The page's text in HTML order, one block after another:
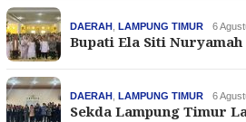
DAERAH LAMPUNG TIMUR 6
Bupati Ela Siti
DAERAH LAMPUNG TIMUR 6
Sekda Lampung Timur